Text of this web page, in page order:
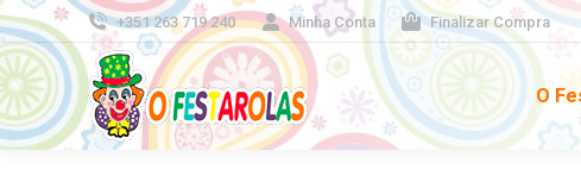
+351 263 719 240 Minha Conta Finalizar Compra
O